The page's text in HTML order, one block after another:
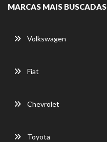
MARCAS MAIS BUSCADAS
Volkswagen
Fiat
Chevrolet
Toyota